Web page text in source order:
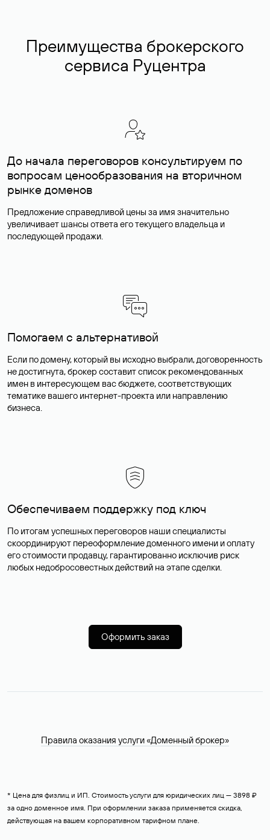
Преимущества брокерского
сервиса Руцентра
До начала переговоров консультируем по
вопросам ценообразования на вторичном
рынке доменов
Предложение справедливой цены за имя значительно
увеличивает шансы ответа его текущего владельца и
последующей продажи.
Помогаем с альтернативой
Если по домену, который вы исходно выбрали, договоренность
не достигнута, брокер составит список рекомендованных
имен в интересующем вас бюджете, соответствующих
тематике вашего интернет-проекта или направлению
бизнеса.
Обеспечиваем поддержку под ключ
По итогам успешных переговоров наши специалисты
скоординируют переоформление доменного имени и оплату
его стоимости продавцу, гарантированно исключив риск
любых недобросовестных действий на этапе сделки.
Оформить заказ
Правила оказания услуги «Доменный брокер»
* Цена для физлиц и ИП. Стоимость услуги для юридических лиц — 3898 ₽
за одно доменное имя. При оформлении заказа применяется скидка,
действующая на вашем корпоративном тарифном плане.